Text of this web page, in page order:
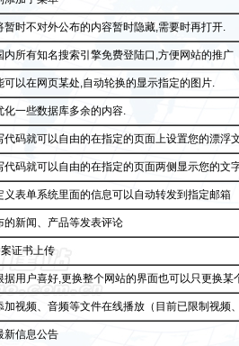
暂时不对外公布的内容暂时隐藏,需要时再打开.
内所有知名搜索引擎免费登陆口,方便网站的推广
可以在网页某处,自动轮换的显示指定的图片.
化一些数据库多余的内容.
代码就可以自由的在指定的页面上设置您的漂浮
代码就可以自由的在指定的页面两侧显示您的文
义表单系统里面的信息可以自动转发到指定邮箱
的新闻、产品等发表评论
案证书上传
据用户喜好,更换整个网站的界面也可以只更换某
加视频、音频等文件在线播放（目前已限制视频
新信息公告